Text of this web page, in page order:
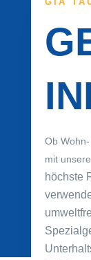
Ob
mit
höchste